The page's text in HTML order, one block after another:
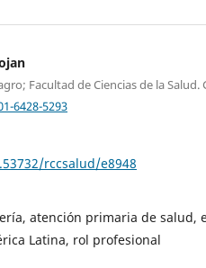
Facultad de Ciencias de la Salud.
6428-5293
rccsalud/e8948
atención primaria de salud,
Latina, rol profesional